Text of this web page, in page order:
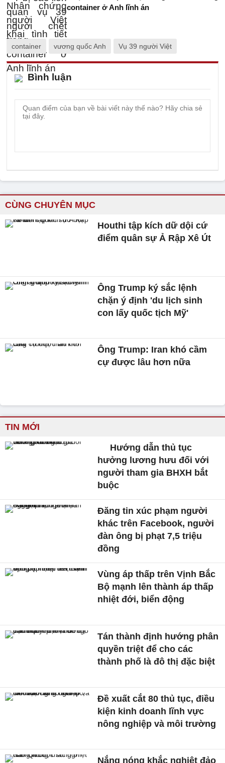
container ở Anh lĩnh án
container vương quốc Anh Vụ 39 người Việt
Bình luận
CÙNG CHUYÊN MỤC
Houthi tập kích dữ dội cứ
điểm quân sự Ả Rập Xê Út
Ông Trump ký sắc lệnh
chặn ý định 'du lịch sinh
con lấy quốc tịch Mỹ'
Ông Trump: Iran khó cầm
cự được lâu hơn nữa
TIN MỚI
Hướng dẫn thủ tục
hưởng lương hưu đối với
người tham gia BHXH bắt
buộc
Đăng tin xúc phạm người
khác trên Facebook, người
đàn ông bị phạt 7,5 triệu
đồng
Vùng áp thấp trên Vịnh Bắc
Bộ mạnh lên thành áp thấp
nhiệt đới, biển động
Tán thành định hướng phân
quyền triệt để cho các
thành phố là đô thị đặc biệt
Đề xuất cắt 80 thủ tục, điều
kiện kinh doanh lĩnh vực
nông nghiệp và môi trường
Nắng nóng khắc nghiệt đảo